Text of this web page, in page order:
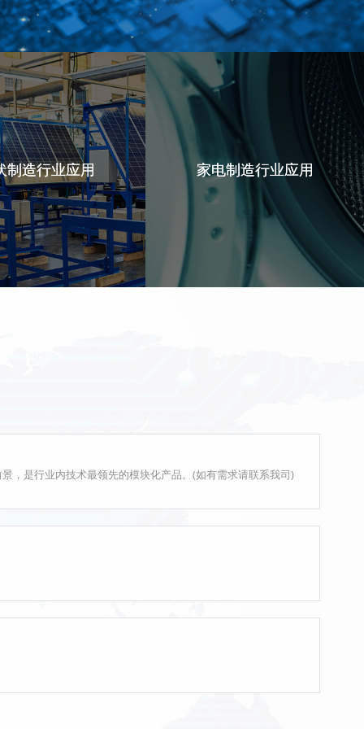
制造行业应用
制造行业应用 家电制造行业应用
家电制造行业应用
，是行业内技术最领先的模块化产品。(如有需求请联系我司)